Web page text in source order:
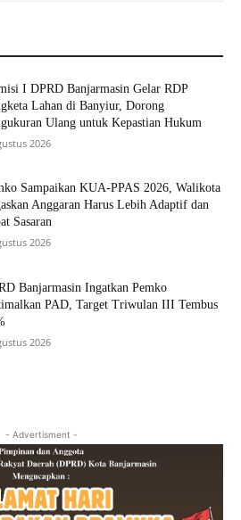
I DPRD Banjarmasin Gelar RDP
Lahan di Banyiur, Dorong
Ulang untuk Kepastian Hukum
2026
Sampaikan KUA-PPAS 2026, Walikota
Anggaran Harus Lebih Adaptif dan
Sasaran
2026
Banjarmasin Ingatkan Pemko
PAD, Target Triwulan III Tembus
2026
- Advertisment -